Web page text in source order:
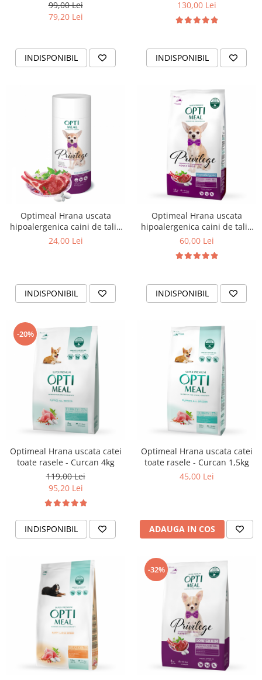
99,00 Lei
79,20 Lei
INDISPONIBIL
130,00 Lei
INDISPONIBIL
Optimeal Hrana uscata
hipoalergenica caini de talie
mica - Miel si orez 0,65 kg
24,00 Lei
INDISPONIBIL
Optimeal Hrana uscata
hipoalergenica caini de talie
mica - Miel si orez, 1,5kg
60,00 Lei
INDISPONIBIL
-20%
Optimeal Hrana uscata catei
toate rasele - Curcan 4kg
119,00 Lei
95,20 Lei
INDISPONIBIL
Optimeal Hrana uscata catei
toate rasele - Curcan 1,5kg
45,00 Lei
ADAUGA IN COS
-32%